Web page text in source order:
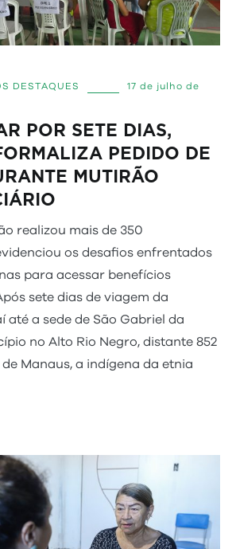
DESTAQUES
17 de julho de
POR SETE DIAS,
PEDIDO DE
MUTIRÃO
realizou mais de 350
os desafios enfrentados
para acessar benefícios
sete dias de viagem da
até a sede de São Gabriel da
no Alto Rio Negro, distante 852
Manaus, a indígena da etnia